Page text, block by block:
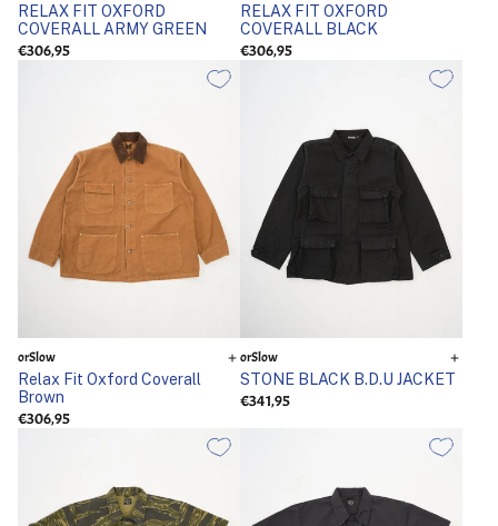
RELAX FIT OXFORD
COVERALL ARMY GREEN
€306,95
RELAX FIT OXFORD
COVERALL BLACK
€306,95
orSlow
Relax Fit Oxford Coverall
Brown
€306,95
orSlow
STONE BLACK B.D.U JACKET
€341,95